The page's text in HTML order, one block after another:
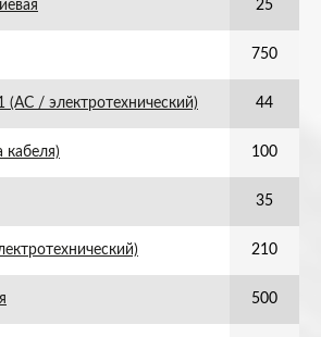
25
750
/ электротехнический) 44
кабеля) 100
35
210
500